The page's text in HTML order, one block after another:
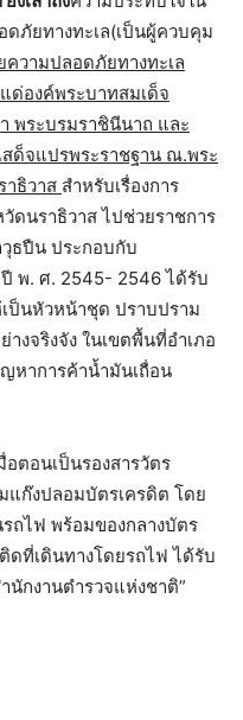
ดภัยทางทะเล(เป็นผู้ควบคุม
ความปลอดภัยทางทะเล
ด่องค์พระบาทสมเด็จ
พระบรมราชินีนาถ และ
ด็จแปรพระราชฐาน ณ.พระ
ธิวาส สำหรับเรื่องการ
ดนราธิวาส ไปช่วยราชการ
ธปืน ประกอบกับ
พ. ศ. 2545- 2546 ได้รับ
ป็นหัวหน้าชุด ปราบปราม
งจริงจัง ในเขตพื้นที่อำเภอ
หาการค้าน้ำมันเถื่อน
ตอนเป็นรองสารวัตร
ก๊งปลอมบัตรเครดิต โดย
ถไฟ พร้อมของกลางบัตร
ดที่เดินทางโดยรถไฟ ได้รับ
นักงานตำรวจแห่งชาติ”